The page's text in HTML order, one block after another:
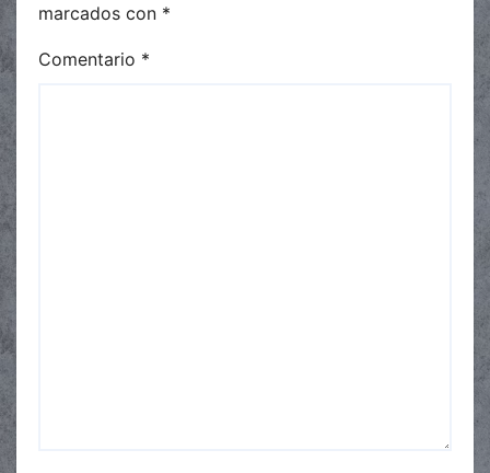
marcados con *
Comentario *